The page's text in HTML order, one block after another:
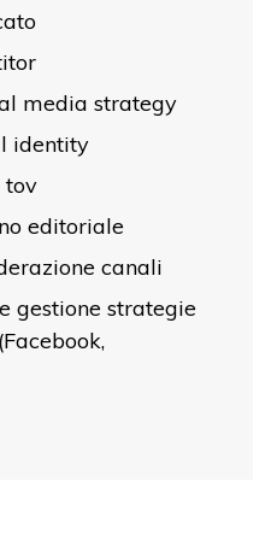
media strategy
identity
tov
editoriale
canali
gestione strategie